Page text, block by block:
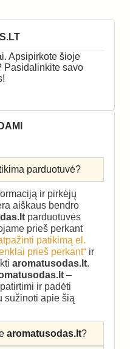
Apsipirkote šioje
Pasidalinkite savo
parduotuvė?
ir pirkėjų
aiškaus bendro
parduotuvės
prieš perkant
patikimą el.
prieš perkant“ ir
aromatusodas.lt.
–
ir padėti
sužinoti apie šią
aromatusodas.lt?